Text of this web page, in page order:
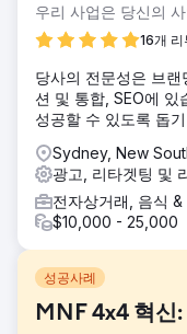
우리 사업은 당신의
16개 리
당사의 전문성은 브
션 및 통합, SEO에 있
성공할 수 있도록 돕
Sydney, New
광고, 리타겟팅 및
전자상거래, 음식 &
$10,000 - 25,000
성공사례
MNF 4x4 혁신: